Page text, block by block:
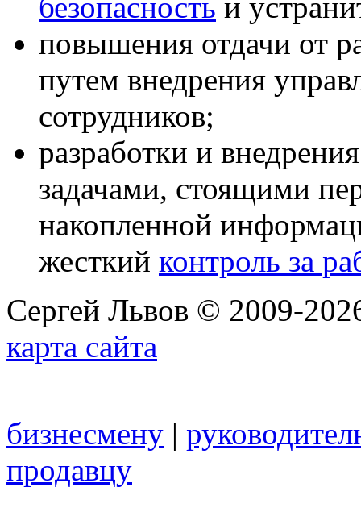
повышения отдачи от
путем внедрения
сотрудников;
разработки и
задачами, стоящими
накопленной
жесткий контроль за
Сергей Львов © 2009-
карта сайта
бизнесмену |
продавцу